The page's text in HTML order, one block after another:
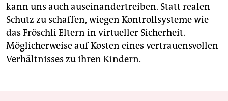
kann uns auch auseinandertreiben. Statt realen
Schutz zu schaffen, wiegen Kontrollsysteme wie
das Fröschli Eltern in virtueller Sicherheit.
Möglicherweise auf Kosten eines vertrauensvollen
Verhältnisses zu ihren Kindern.